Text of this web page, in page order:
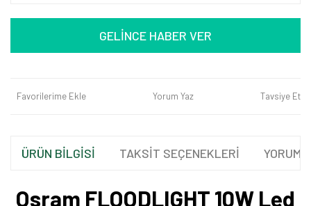
GELİNCE HABER VER
Favorilerime Ekle Yorum Yaz Tavsiye Et
ÜRÜN BİLGİSİ TAKSİT SEÇENEKLERİ
Osram FLOODLIGHT 10W Led